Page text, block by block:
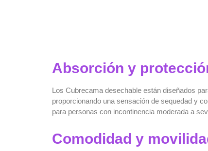
Absorción y
Los Cubrecama desechable están diseñados
proporcionando una sensación de sequedad y
para personas con incontinencia moderada a
Comodidad y